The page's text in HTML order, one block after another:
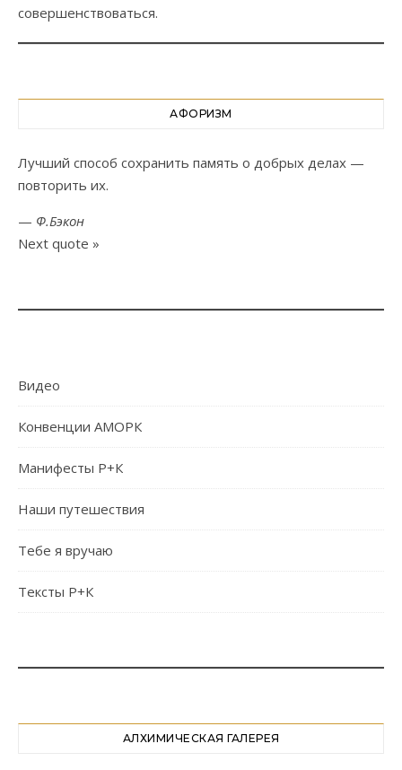
совершенствоваться.
АФОРИЗМ
Лучший способ сохранить память о добрых делах —
повторить их.
— Ф.Бэкон
Next quote »
Видео
Конвенции АМОРК
Манифесты Р+К
Наши путешествия
Тебе я вручаю
Тексты Р+К
АЛХИМИЧЕСКАЯ ГАЛЕРЕЯ